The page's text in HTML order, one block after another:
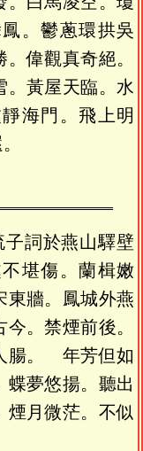
。鬱蔥環拱吳
偉觀真奇絕。
。黃屋天臨。水
海門。飛上明
子詞於燕山驛壁
堪傷。蘭楫嫩
東牆。鳳城外燕
。禁煙前後。
腸。 年芳但如
蝶夢悠揚。聽出
煙月微茫。不似